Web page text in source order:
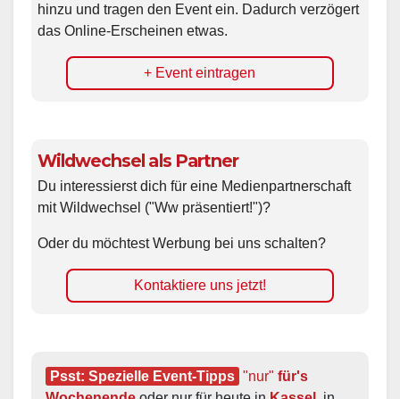
hinzu und tragen den Event ein. Dadurch verzögert
das Online-Erscheinen etwas.
+ Event eintragen
Wildwechsel als Partner
Du interessierst dich für eine Medienpartnerschaft
mit Wildwechsel ("Ww präsentiert!")?
Oder du möchtest Werbung bei uns schalten?
Kontaktiere uns jetzt!
Psst: Spezielle Event-Tipps "nur" für's